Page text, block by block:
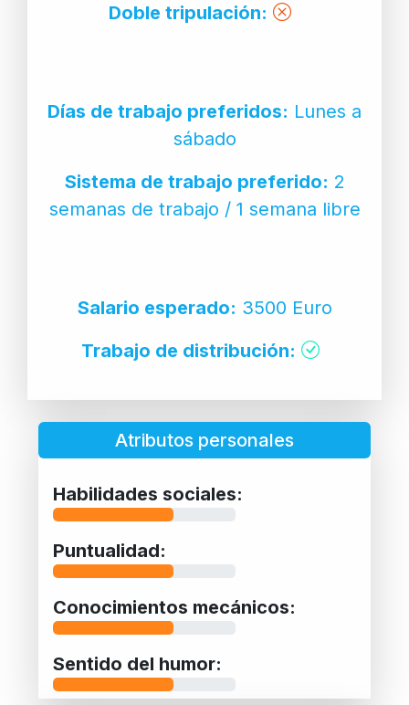
Doble tripulación:
Días de trabajo preferidos: Lunes a
sábado
Sistema de trabajo preferido: 2
semanas de trabajo / 1 semana libre
Salario esperado: 3500 Euro
Trabajo de distribución:
Atributos personales
Habilidades sociales:
Puntualidad:
Conocimientos mecánicos:
Sentido del humor: